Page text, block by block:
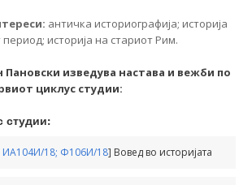
античка историографија; историја
историја на стариот Рим.
изведува настава и вежби по
циклус студии:
студии:
ИА104И/18; Ф106И/18] Вовед во историјата